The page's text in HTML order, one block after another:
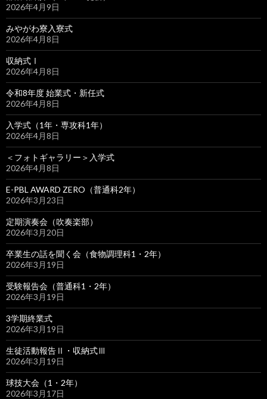
2026年4月9日
みやがわ寮入寮式
2026年4月8日
収納式Ⅰ
2026年4月8日
令和8年度 始業式・新任式
2026年4月8日
入学式（1年・専攻科1年）
2026年4月8日
＜フォトギャラリー＞入学式
2026年4月8日
E-PBL AWARD ZERO（普通科2年）
2026年3月23日
定期演奏会（吹奏楽部）
2026年3月20日
卒業生の話を聞く会（食物調理科1・2年）
2026年3月19日
受験報告会（普通科1・2年）
2026年3月19日
3学期終業式
2026年3月19日
生徒活動報告Ⅱ・収納式Ⅲ
2026年3月19日
球技大会（1・2年）
2026年3月17日